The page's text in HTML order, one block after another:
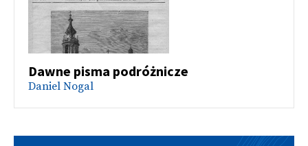
Dawne pisma podróżnicze
Daniel Nogal